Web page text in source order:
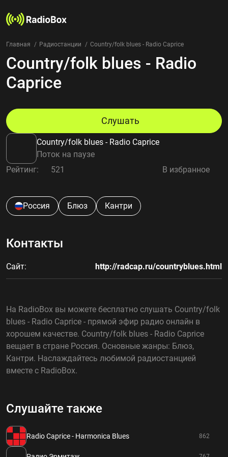
Радиостанции
Жанры
Страны
Избранное
Добавить радиостанцию
Контакты
Главная Радиостанции Country/folk blues - Radio Caprice
Country/folk blues - Radio
Caprice
Country/folk blues - Radio Caprice
Поток на паузе
Слушать
Рейтинг: 521 В избранное
Россия Блюз Кантри
Контакты
Сайт: http://radcap.ru/countryblues.html
На RadioBox вы можете бесплатно слушать Country/folk
blues - Radio Caprice - прямой эфир радио онлайн в
хорошем качестве. Country/folk blues - Radio Caprice
вещает в стране Россия. Основные жанры: Блюз,
Кантри. Наслаждайтесь любимой радиостанцией
вместе с RadioBox.
Слушайте также
Radio Caprice - Harmonica Blues 862